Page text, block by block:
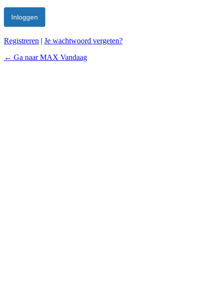
Registreren | Je wachtwoord vergeten?
← Ga naar MAX Vandaag